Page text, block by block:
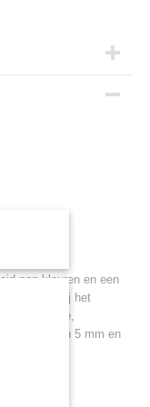
aan kleuren en een
past bij het
dikte van 5 mm en